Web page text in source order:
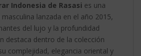
Indonesia de Rasasi es una
lanzada en el año 2015,
del lujo y la profundidad
destaca dentro de la colección
complejidad, elegancia oriental y